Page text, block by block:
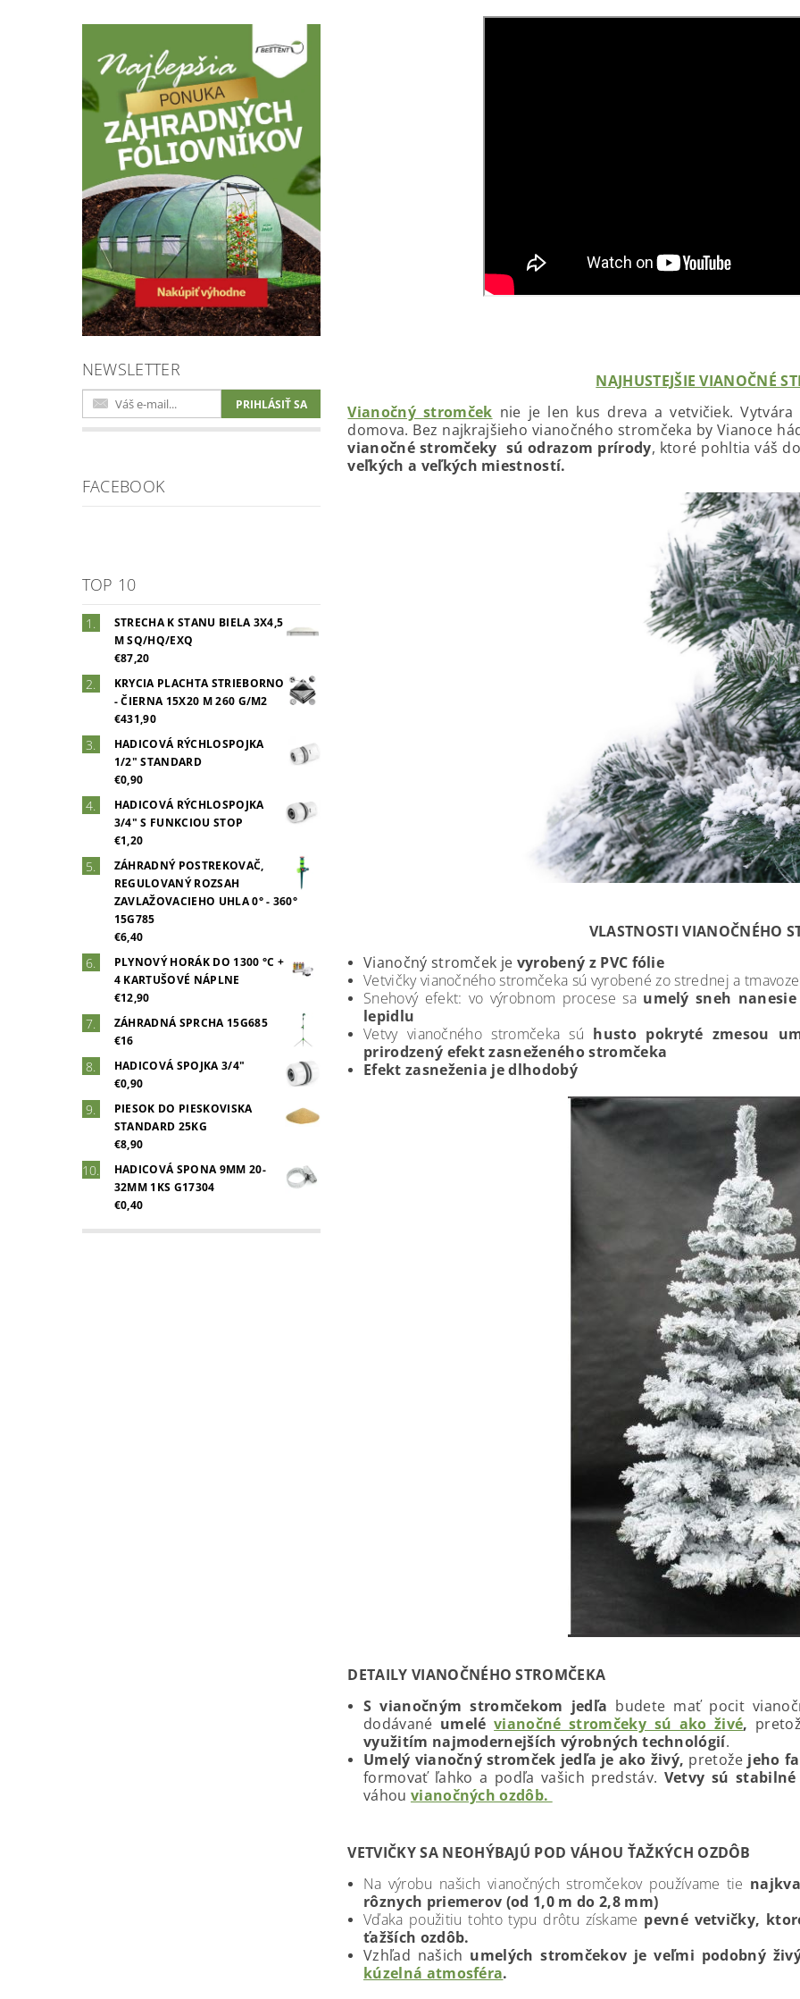
NEWSLETTER
FACEBOOK
TOP 10
STRECHA K STANU BIELA 3X4,5
M SQ/HQ/EXQ
€87,20
KRYCIA PLACHTA STRIEBORNO
- ČIERNA 15X20 M 260 G/M2
€431,90
HADICOVÁ RÝCHLOSPOJKA
1/2" STANDARD
€0,90
HADICOVÁ RÝCHLOSPOJKA
3/4" S FUNKCIOU STOP
€1,20
ZÁHRADNÝ POSTREKOVAČ,
REGULOVANÝ ROZSAH
ZAVLAŽOVACIEHO UHLA 0° - 360°
15G785
€6,40
PLYNOVÝ HORÁK DO 1300 °C +
4 KARTUŠOVÉ NÁPLNE
€12,90
ZÁHRADNÁ SPRCHA 15G685
€16
HADICOVÁ SPOJKA 3/4"
€0,90
PIESOK DO PIESKOVISKA
STANDARD 25KG
€8,90
HADICOVÁ SPONA 9MM 20-
32MM 1KS G17304
€0,40
NAJHUSTEJŠIE VIANOČNÉ
Vianočný stromček nie je len kus dreva a vetvičiek.
domova. Bez najkrajšieho vianočného stromčeka by Vianoce
vianočné stromčeky sú odrazom prírody, ktoré pohltia váš
veľkých a veľkých miestností.
VLASTNOSTI VIANOČNÉHO
Vianočný stromček je vyrobený z PVC fólie
Vetvičky vianočného stromčeka sú vyrobené zo strednej a
Snehový efekt: vo výrobnom procese sa umelý sneh
lepidlu
Vetvy vianočného stromčeka sú husto pokryté zmesou
prirodzený efekt zasneženého stromčeka
Efekt zasneženia je dlhodobý
DETAILY VIANOČNÉHO STROMČEKA
S vianočným stromčekom jedľa budete mať pocit
dodávané umelévianočné stromčeky sú ako živé,
využitím najmodernejších výrobných technológií.
Umelý vianočný stromček jedľa je ako živý, pretože jeho
formovať ľahko a podľa vašich predstáv. Vetvy sú stabilné
váhou vianočných ozdôb.
VETVIČKY SA NEOHÝBAJÚ POD VÁHOU ŤAŽKÝCH OZDÔB
Na výrobu našich vianočných stromčekov používame tie
rôznych priemerov (od 1,0 m do 2,8 mm)
Vďaka použitiu tohto typu drôtu získame pevné vetvičky,
ťažších ozdôb.
Vzhľad našich umelých stromčekov je veľmi podobný
kúzelná atmosféra.